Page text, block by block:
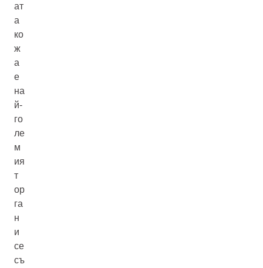
ат
а
ко
ж
а
е
на
й-
го
ле
м
ия
т
ор
га
н
и
се
съ